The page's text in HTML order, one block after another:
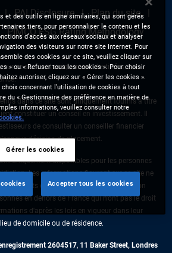
PAI Disclosure
Plan du site
PIMCO ESG Rating Methodology
sur ce site sont uniquement destinées aux
dans ce site sont uniquement fournis à titre
constituer un conseil en investissement. Il
de consulter un conseiller financier
décision de placement.
uniquement disponibles pour les personnes
Les informations figurant sur ce site ne
produits ou de services ni une sollicitation
en dehors de France qui n'ont pas le droit
d'après les lois en vigueur dans leur
de domicile ou de résidence.
2604517, 11 Baker Street, Londres
et des outils en ligne similaires, qui sont gérés
tiers, pour personnaliser le contenu et les
d’accès aux réseaux sociaux et analyser
des visiteurs sur notre site Internet. Pour
des cookies sur ce site, veuillez cliquer sur
» ou « Refuser tous les cookies ». Pour choisir
autoriser, cliquez sur « Gérer les cookies ».
concernant l’utilisation de cookies à tout
du « Gestionnaire des préférence en matière de
informations, veuillez consulter notre
Gérer les cookies
Accepter tous les cookies